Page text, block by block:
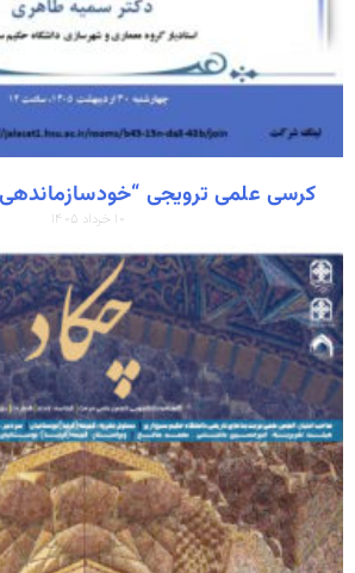
کرسی علمی ترویجی
۱۰ خرداد ۱۴۰۵